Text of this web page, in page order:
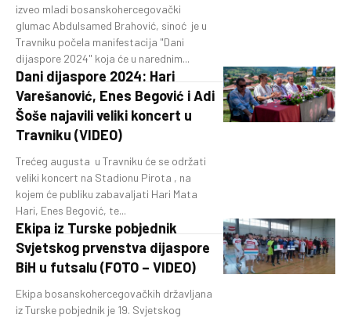
izveo mladi bosanskohercegovački
glumac Abdulsamed Brahović, sinoć je u
Travniku počela manifestacija "Dani
dijaspore 2024" koja će u narednim...
Dani dijaspore 2024: Hari
Varešanović, Enes Begović i Adi
Šoše najavili veliki koncert u
Travniku (VIDEO)
Trećeg augusta u Travniku će se održati
veliki koncert na Stadionu Pirota , na
kojem će publiku zabavaljati Hari Mata
Hari, Enes Begović, te...
Ekipa iz Turske pobjednik
Svjetskog prvenstva dijaspore
BiH u futsalu (FOTO – VIDEO)
Ekipa bosanskohercegovačkih državljana
iz Turske pobjednik je 19. Svjetskog